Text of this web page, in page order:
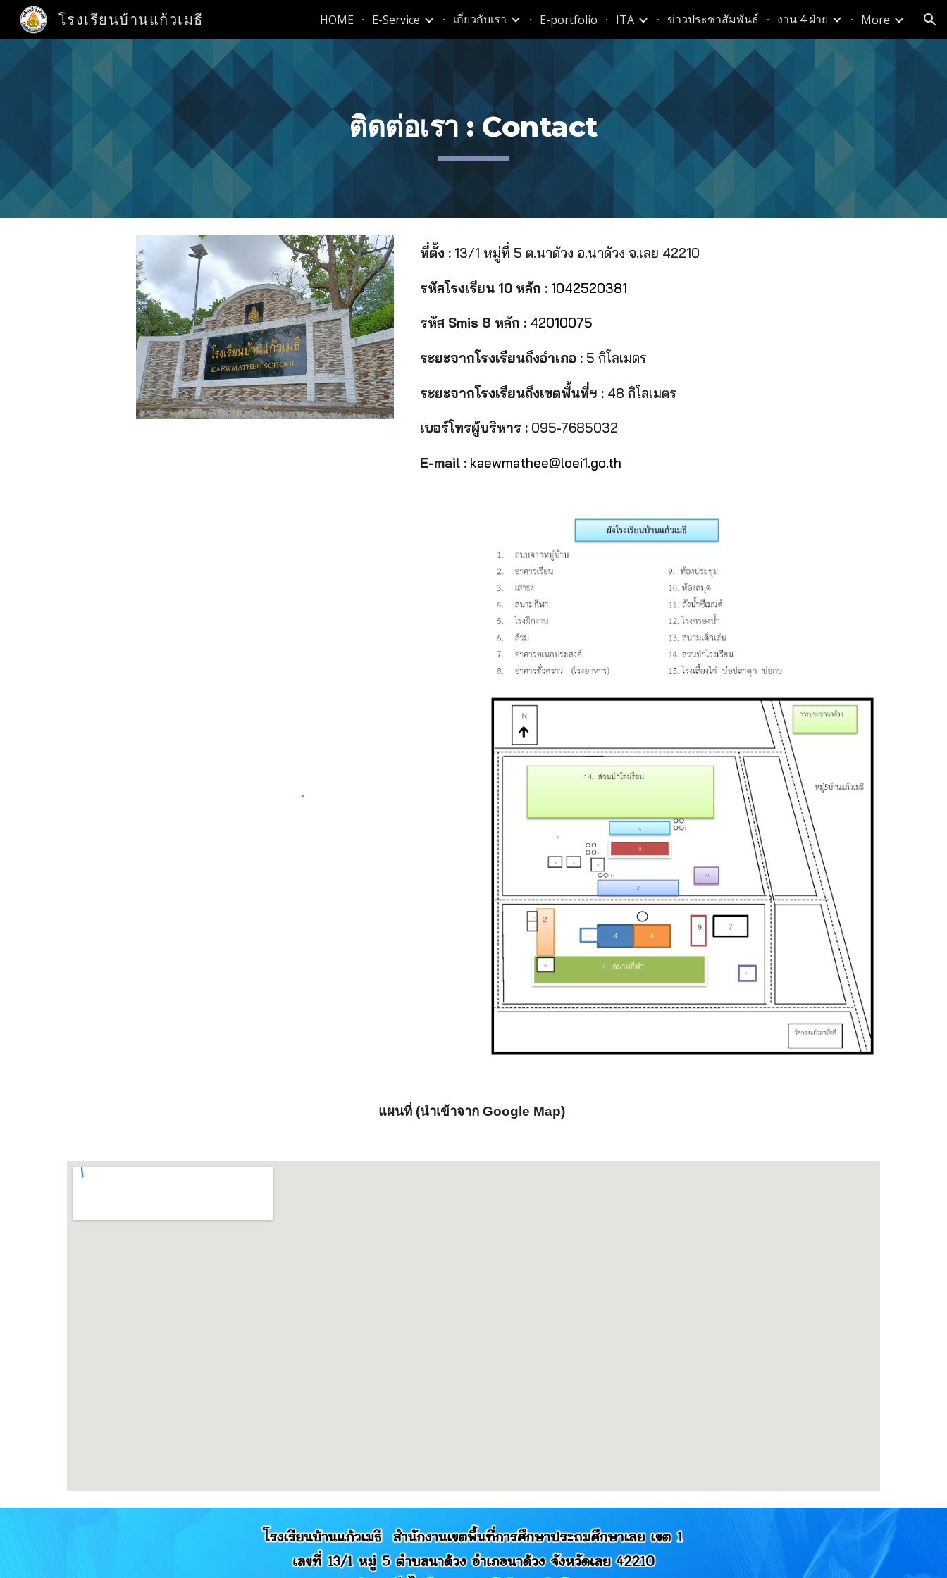
Skip to main content Skip to navigation
โรงเรียนบ้านแก้วเมธี HOME E-Service เกี่ยวกับเรา E-portfolio ITA ข่าวประชาสัมพันธ์ งาน 4 ฝ่าย More
ติดต่อเรา : Contact
ที่ตั้ง : 13/1 หมู่ที่ 5 ต.นาด้วง อ.นาด้วง จ.เลย 42210
รหัสโรงเรียน 10 หลัก : 1042520381
รหัส Smis 8 หลัก : 42010075
ระยะจากโรงเรียนถึงอำเภอ : 5 กิโลเมตร
ระยะจากโรงเรียนถึงเขตพื้นที่ฯ : 48 กิโลเมตร
เบอร์โทรผู้บริหาร : 095-7685032
E-mail : kaewmathee@loei1.go.th
แผนที่ (นำเข้าจาก Google Map)